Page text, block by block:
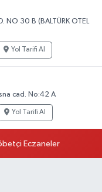
NO 30 B (BALTÜRK OTEL
Yol Tarifi Al
cad. No:42 A
Yol Tarifi Al
Eczaneler